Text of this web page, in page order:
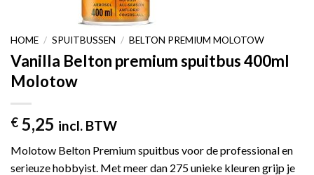
HOME / SPUITBUSSEN / BELTON PREMIUM MOLOTOW
Vanilla Belton premium spuitbus 400ml
Molotow
€ 5,25 incl. BTW
Molotow Belton Premium spuitbus voor de professional en
serieuze hobbyist. Met meer dan 275 unieke kleuren grijp je